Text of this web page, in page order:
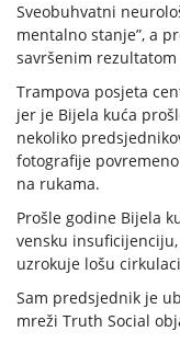
Sveobuhvatni
mentalno stanje”, a
savršenim
Trampova posjeta
jer je Bijela kuća
nekoliko
fotografije
na rukama.
Prošle godine Bijela
vensku
uzrokuje lošu
Sam predsjednik je
mreži Truth Social